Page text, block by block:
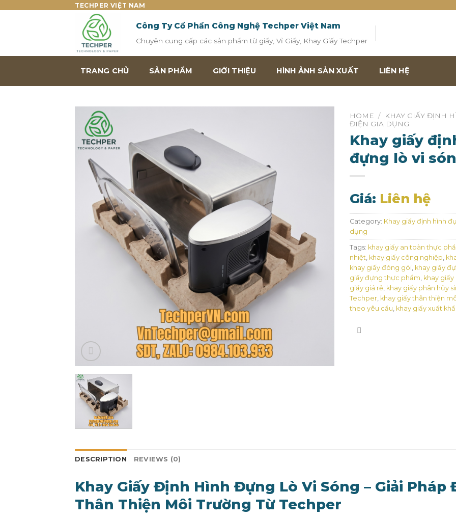
TECHPER VIỆT NAM
Công Ty Cổ Phần Công Nghệ Techper Việt Nam
Chuyên cung cấp các sản phẩm từ giấy, Vỉ Giấy, Khay Giấy Techper
TRANG CHỦ SẢN PHẨM GIỚI THIỆU HÌNH ẢNH SẢN XUẤT LIÊN HỆ
HOME /
KHAY GIẤY ĐỊNH
ĐIỆN GIA DỤNG
Khay giấy
đựng lò vi
Giá: Liên hệ
Category: Khay giấy định hình
dụng
Tags: khay giấy an toàn thực
nhiệt khay giấy công nghiệp
khay giấy đóng gói khay giấy
giấy đựng thực phẩm khay
giấy giá rẻ khay giấy phân hủy
Techper khay giấy thân thiện
theo yêu cầu khay giấy xuất
DESCRIPTION REVIEWS (0)
Khay Giấy Định Hình Đựng Lò Vi Sóng – Giải Pháp
Thân Thiện Môi Trường Từ Techper